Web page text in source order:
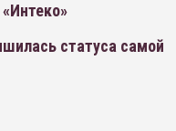
статуса самой